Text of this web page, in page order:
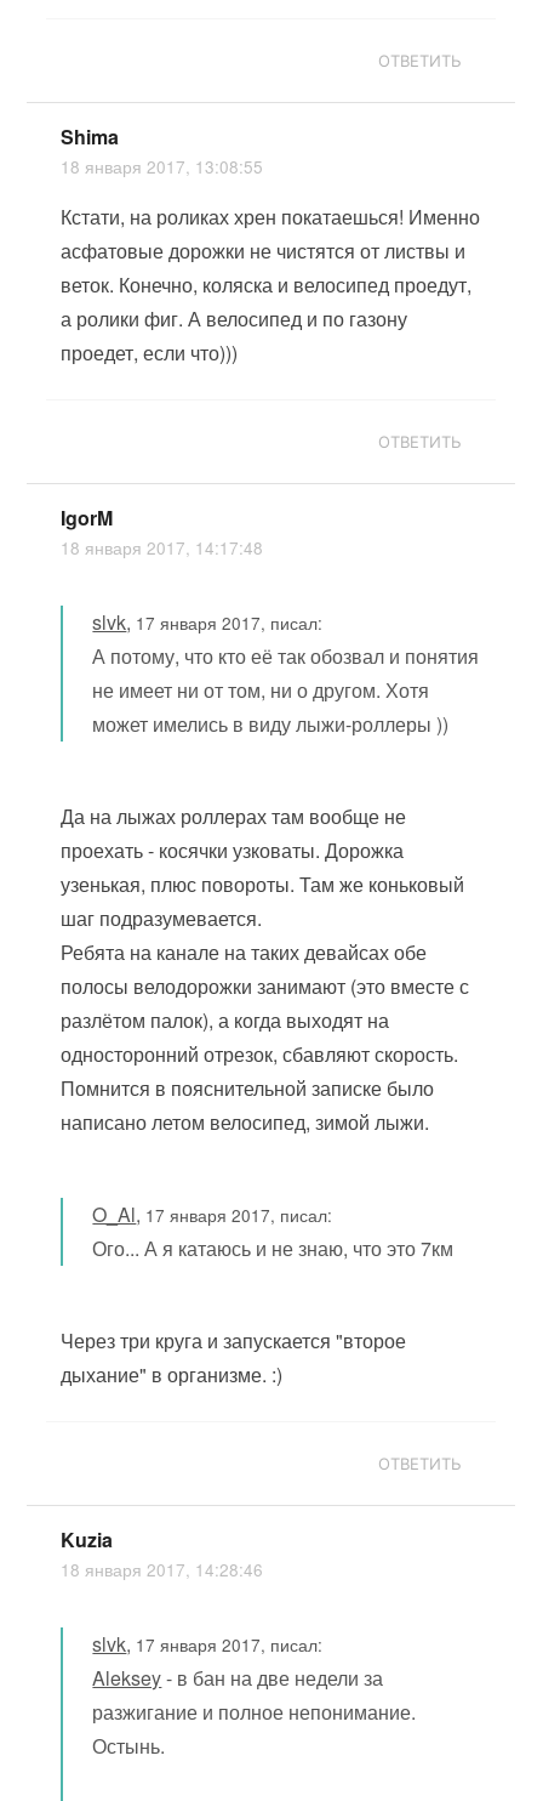
ОТВЕТИТЬ
Shima
18 января 2017, 13:08:55
Кстати, на роликах хрен покатаешься! Именно
асфатовые дорожки не чистятся от листвы и
веток. Конечно, коляска и велосипед проедут,
а ролики фиг. А велосипед и по газону
проедет, если что)))
ОТВЕТИТЬ
IgorM
18 января 2017, 14:17:48
slvk, 17 января 2017, писал:
А потому, что кто её так обозвал и понятия
не имеет ни от том, ни о другом. Хотя
может имелись в виду лыжи-роллеры ))
Да на лыжах роллерах там вообще не
проехать - косячки узковаты. Дорожка
узенькая, плюс повороты. Там же коньковый
шаг подразумевается.
Ребята на канале на таких девайсах обе
полосы велодорожки занимают (это вместе с
разлётом палок), а когда выходят на
односторонний отрезок, сбавляют скорость.
Помнится в пояснительной записке было
написано летом велосипед, зимой лыжи.
O_Al, 17 января 2017, писал:
Ого... А я катаюсь и не знаю, что это 7км
Через три круга и запускается "второе
дыхание" в организме. :)
ОТВЕТИТЬ
Kuzia
18 января 2017, 14:28:46
slvk, 17 января 2017, писал:
Aleksey- в бан на две недели за
разжигание и полное непонимание.
Остынь.